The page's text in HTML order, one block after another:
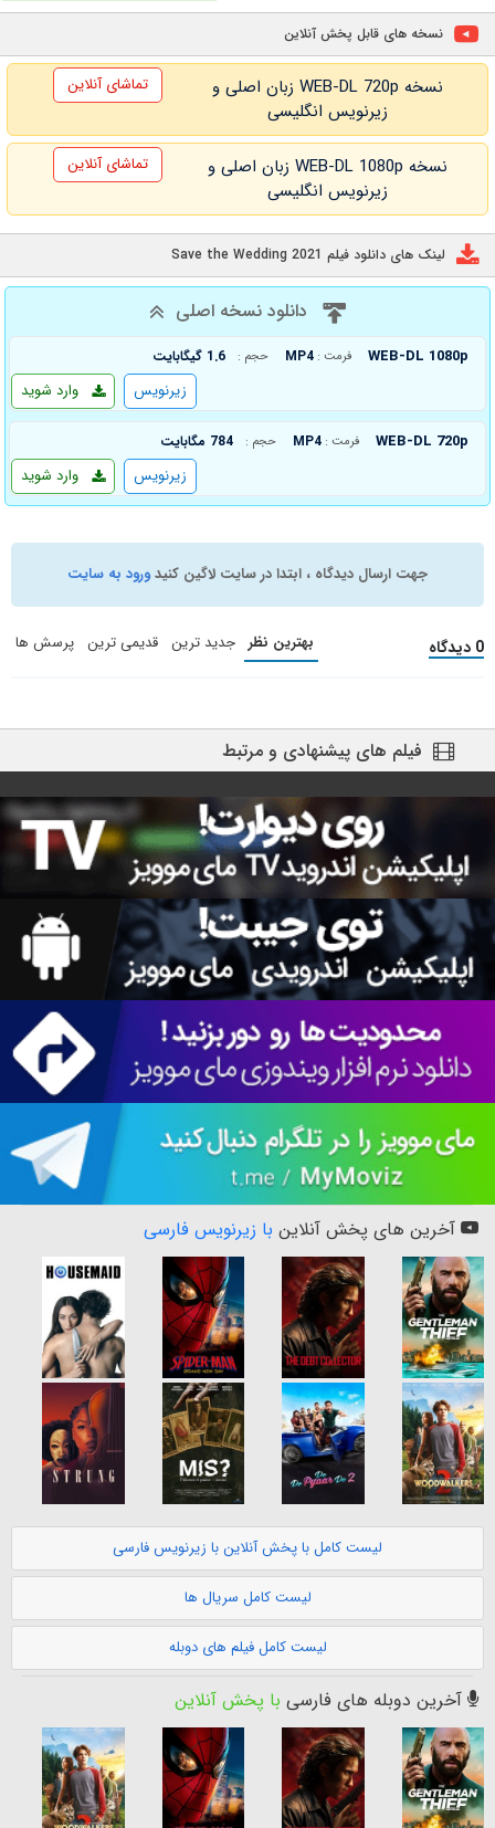
نسخه های قابل پخش آنلاین
نسخه WEB-DL 720p زبان اصلی و
زیرنویس انگلیسی
تماشای آنلاین
نسخه WEB-DL 1080p زبان اصلی و
زیرنویس انگلیسی
تماشای آنلاین
لینک های دانلود فیلم Save the Wedding 2021
دانلود نسخه اصلی
WEB-DL 1080p فرمت : MP4 حجم : 1.6 گیگابایت
وارد شوید زیرنویس
WEB-DL 720p فرمت : MP4 حجم : 784 مگابایت
وارد شوید زیرنویس
جهت ارسال دیدگاه ، ابتدا در سایت لاگین کنیدورود به سایت
0 دیدگاه بهترین نظر جدید ترین قدیمی ترین پرسش ها
فیلم های پیشنهادی و مرتبط
آخرین های پخش آنلاین با زیرنویس فارسی
لیست کامل با پخش آنلاین با زیرنویس فارسی
لیست کامل سریال ها
لیست کامل فیلم های دوبله
آخرین دوبله های فارسی با پخش آنلاین